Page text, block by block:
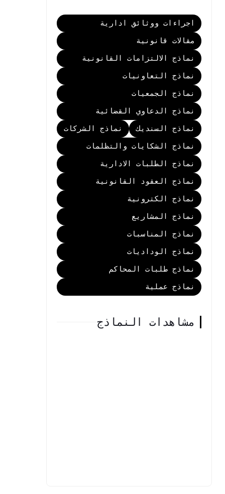
اجراءات ووثائق ادارية
مقالات قانونية
نماذج الالتزامات القانونية
نماذج التعاونيات
نماذج الجمعيات
نماذج الدعاوي القضائية
نماذج السنديك
نماذج الشركات
نماذج الشكايات والتظلمات
نماذج الطلبات الادارية
نماذج العقود القانونية
نماذج الكترونية
نماذج المشاريع
نماذج المناسبات
نماذج الوداديات
نماذج طلبات المحاكم
نماذج عملية
مشاهدات النماذج